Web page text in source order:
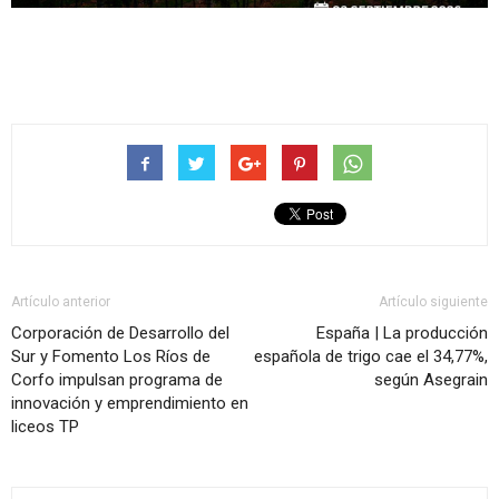
Artículo anterior
Corporación de Desarrollo del
Sur y Fomento Los Ríos de
Corfo impulsan programa de
innovación y emprendimiento en
liceos TP
Artículo siguiente
España | La producción
española de trigo cae el 34,77%,
según Asegrain